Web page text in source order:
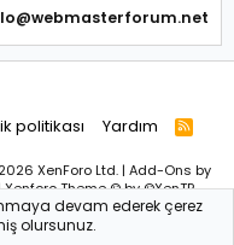
politikası Yardım
R
S
XenForo Ltd.| Add-Ons by
Xenforo Theme© by ©XenTR
hakkında T.C.K
işlem başlatılacağını
devam ederek çerez
olursunuz.